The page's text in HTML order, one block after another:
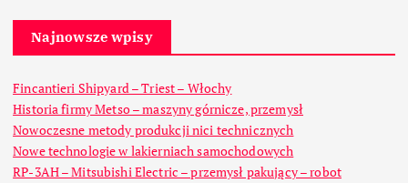
Najnowsze wpisy
Fincantieri Shipyard – Triest – Włochy
Historia firmy Metso – maszyny górnicze, przemysł
Nowoczesne metody produkcji nici technicznych
Nowe technologie w lakierniach samochodowych
RP-3AH – Mitsubishi Electric – przemysł pakujący – robot